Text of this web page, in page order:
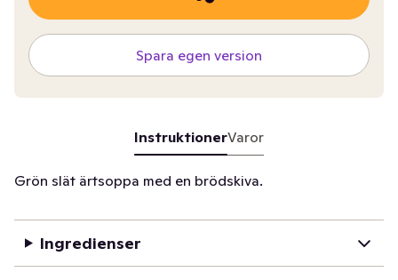
Spara egen version
InstruktionerVaror
Grön slät ärtsoppa med en brödskiva.
Ingredienser